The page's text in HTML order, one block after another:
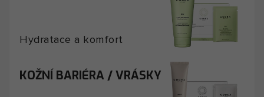
Hydratace a komfort
KOŽNÍ BARIÉRA / VRÁSKY